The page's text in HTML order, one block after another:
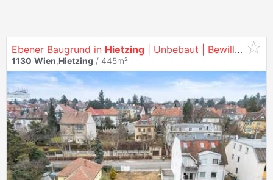
Ebener Baugrund in Hietzing | Unbebaut | Bewilligte Planung | Südwest-Ausrichtung
1130 Wien,Hietzing / 445m²